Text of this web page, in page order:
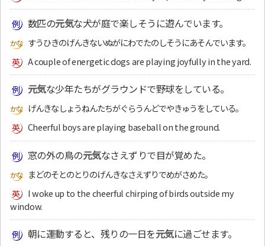
数匹の元気な犬が庭で楽しそうに遊んでいます。
すうひきのげんきないぬがにわでたのしそうにあそんでいます。
A couple of energetic dogs are playing joyfully in the yard.
元気な少年たちがグラウンドで野球をしている。
げんきなしょうねんたちがぐらうんどでやきゅうをしている。
Cheerful boys are playing baseball on the ground.
窓の外の鳥の元気なさえずりで目が覚めた。
まどのそとのとりのげんきなさえずりでめがさめた。
I woke up to the cheerful chirping of birds outside my
window.
朝に運動すると、残りの一日を元気に過ごせます。